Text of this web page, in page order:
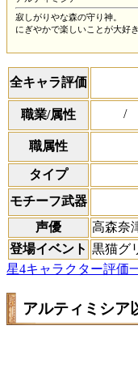
寂しがりやな森の守り神。
にぎやかで楽しいことが大好き
全キャラ評価
職業/属性 /
職属性
タイプ
モチーフ武器
声優
高森奈
登場イベント 黒猫グ
星4キャラクター評価
アルティミシア